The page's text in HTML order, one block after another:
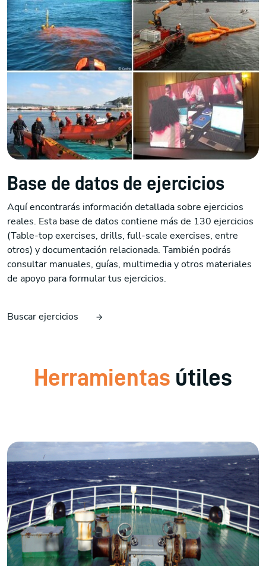
Base de datos de ejercicios
Aquí encontrarás información detallada sobre ejercicios
reales. Esta base de datos contiene más de 130 ejercicios
(Table-top exercises, drills, full-scale exercises, entre
otros) y documentación relacionada. También podrás
consultar manuales, guías, multimedia y otros materiales
de apoyo para formular tus ejercicios.
Buscar ejercicios
Herramientas útiles